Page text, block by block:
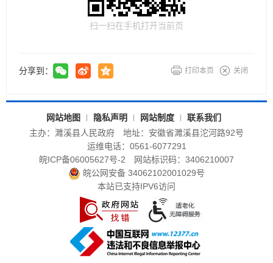
扫一扫在手机打开当前页
分享到： 打印本页 关闭
网站地图 隐私声明 网站制度
联系我们
主办：濉溪县人民政府
地址：安徽省濉溪县沱河路92号
运维电话：0561-6077291
皖ICP备06005627号-2
网站标识码：3406210007
皖公网安备 34062102001029号
本站已支持IPV6访问